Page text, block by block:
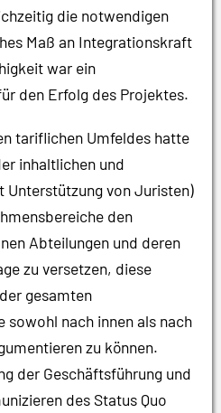
die notwendigen
Maß an Integrationskraft
war ein
den Erfolg des Projektes.
tariflichen Umfeldes hatte
inhaltlichen und
Unterstützung von Juristen)
den
Abteilungen und deren
zu versetzen, diese
gesamten
sowohl nach innen als nach
zu können.
der Geschäftsführung und
des Status Quo